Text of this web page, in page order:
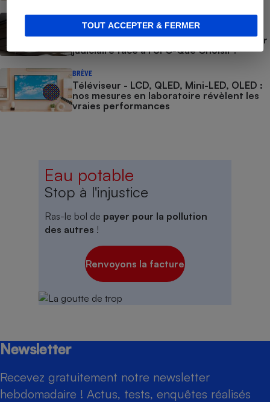
TOUT ACCEPTER & FERMER
ACTION QUE CHOISIR ENSEMBLE
Clauses abusives et données
personnelles - Apple perd son bras de fer
judiciaire face à l’UFC-Que Choisir !
BRÈVE
Téléviseur - LCD, QLED, Mini-LED, OLED :
nos mesures en laboratoire révèlent les
vraies performances
Eau potable
Stop à l'injustice
Ras-le bol de payer pour la pollution
des autres !
Renvoyons la facture
Newsletter
Recevez gratuitement notre newsletter
hebdomadaire ! Actus, tests, enquêtes réalisés